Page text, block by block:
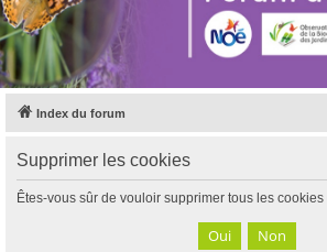
Index du forum
Supprimer les cookies
Êtes-vous sûr de vouloir supprimer tous les